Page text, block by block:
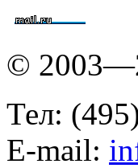
©
Тел:
E-mail: